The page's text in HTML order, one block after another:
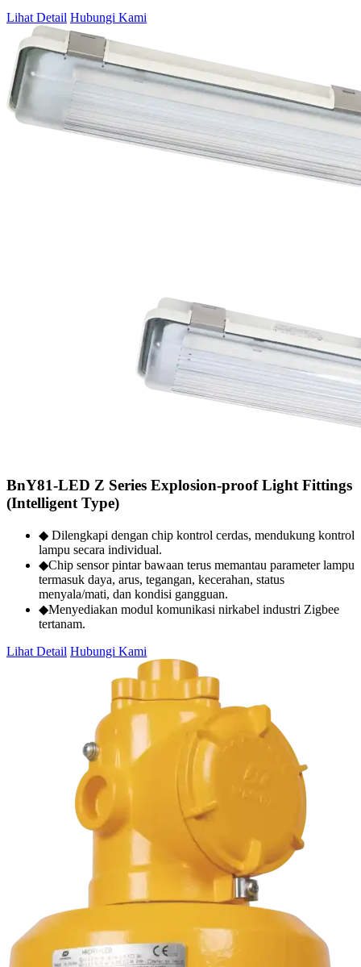
Lihat Detail Hubungi Kami
BnY81-LED Z Series Explosion-proof Light Fittings
(Intelligent Type)
◆ Dilengkapi dengan chip kontrol cerdas, mendukung kontrol
lampu secara individual.
◆Chip sensor pintar bawaan terus memantau parameter lampu
termasuk daya, arus, tegangan, kecerahan, status
menyala/mati, dan kondisi gangguan.
◆Menyediakan modul komunikasi nirkabel industri Zigbee
tertanam.
Lihat Detail Hubungi Kami